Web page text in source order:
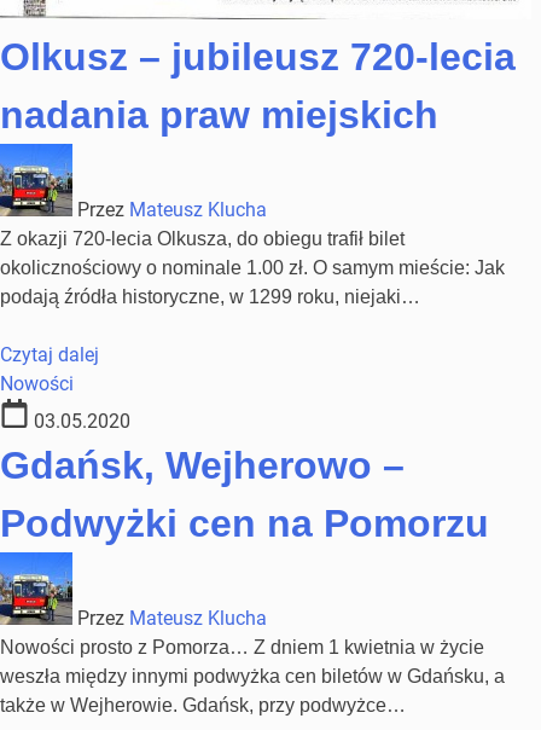
Olkusz – jubileusz 720-lecia
nadania praw miejskich
Przez Mateusz Klucha
Z okazji 720-lecia Olkusza, do obiegu trafił bilet
okolicznościowy o nominale 1.00 zł. O samym mieście: Jak
podają źródła historyczne, w 1299 roku, niejaki…
Czytaj dalej
Nowości
03.05.2020
Gdańsk, Wejherowo –
Podwyżki cen na Pomorzu
Przez Mateusz Klucha
Nowości prosto z Pomorza… Z dniem 1 kwietnia w życie
weszła między innymi podwyżka cen biletów w Gdańsku, a
także w Wejherowie. Gdańsk, przy podwyżce…